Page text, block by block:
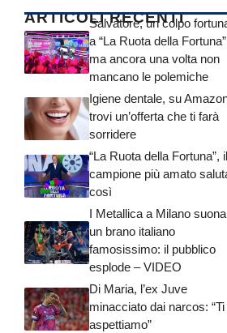
ARTICOLI RECENTI
Salvatore, un colpo
a “La Ruota della
ma ancora una volta non
mancano le polemiche
Igiene dentale, su
trovi un’offerta che ti farà
sorridere
“La Ruota della Fortuna”, il
campione più amato
così
I Metallica a Milano
un brano italiano
famosissimo: il pubblico
esplode – VIDEO
Di Maria, l’ex Juve
minacciato dai narcos: “Ti
aspettiamo”